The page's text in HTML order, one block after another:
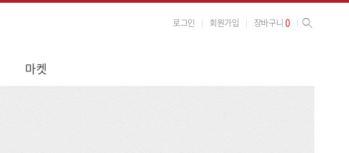
마켓
로그인 회원가입 장바구니0 사이트 검색